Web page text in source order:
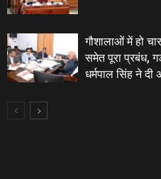
गौशालाओं में हो
समेत पूरा प्रबंध,
धर्मपाल सिंह ने दी